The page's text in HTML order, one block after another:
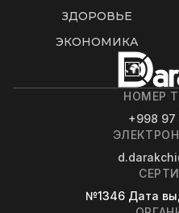
ЗДОРОВЬЕ
ЭКОНОМИКА
НОМЕР
+998 97
№1346 Дата